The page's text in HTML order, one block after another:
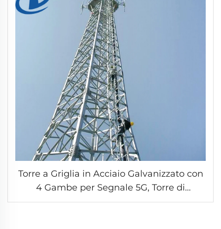
Torre a Griglia in Acciaio Galvanizzato con
4 Gambe per Segnale 5G, Torre di
Comunicazione Antenna Torre Anticiclone